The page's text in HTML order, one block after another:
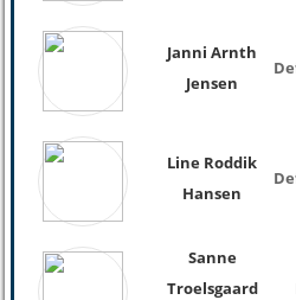
Janni Arnth
Jensen
Line Roddik
Hansen
Sanne
Troelsgaard